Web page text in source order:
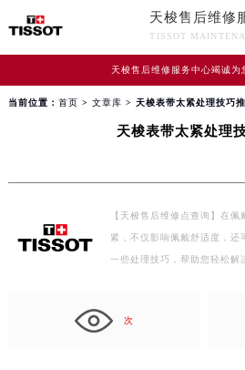
天梭售后维修
TISSOT
天梭售后维修服务中心竭诚为
当前位置： 首页 > 文章库 > 天梭表带太紧处理技巧
天梭表带太紧处理
【天梭售后维修点查询】在
紧，不仅影响佩戴舒适度，还
一些处理技巧，帮助您轻松解
次